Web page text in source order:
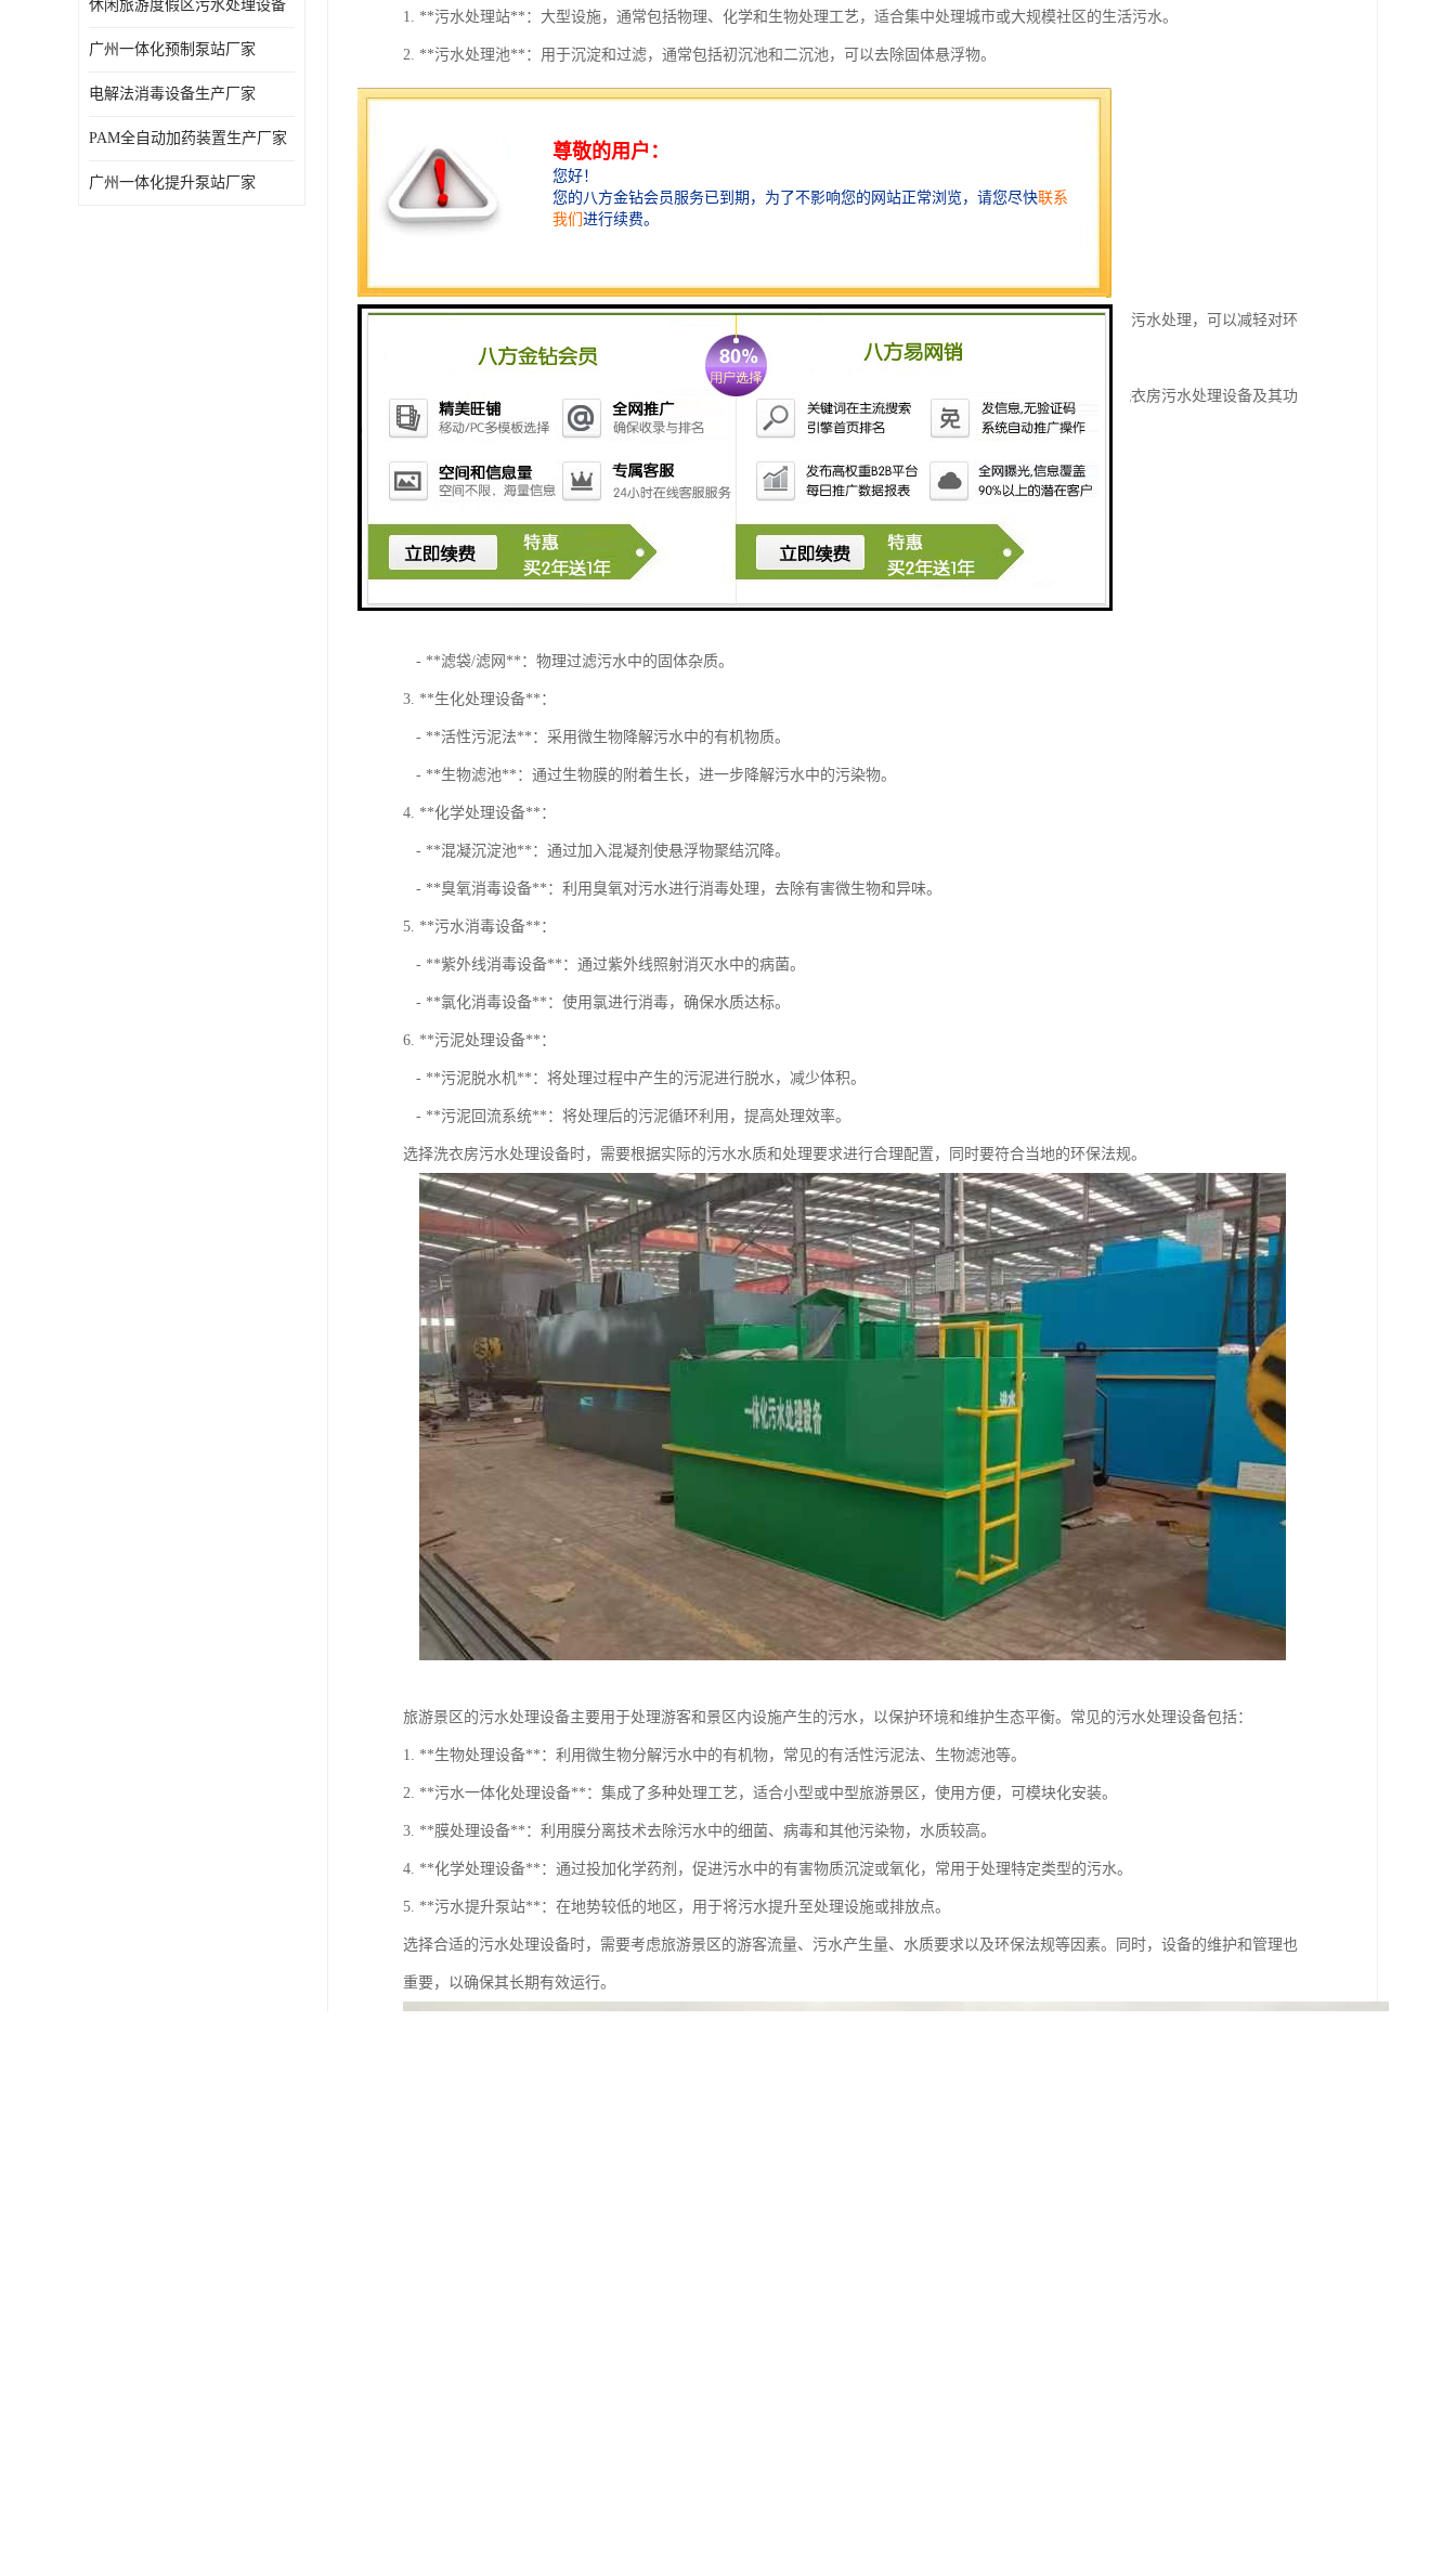
休闲旅游度假区污水处理设备
广州一体化预制泵站厂家
电解法消毒设备生产厂家
PAM全自动加药装置生产厂家
广州一体化提升泵站厂家
1. **污水处理站**：大型设施，通常包括物理、化学和生物处理工艺，适合集中处理城市或大规模社区的生活污水。
2. **污水处理池**：用于沉淀和过滤，通常包括初沉池和二沉池，可以去除固体悬浮物。
3. **生物反应器**：利用微生物降解污水中的有机物，通常分为好氧和厌氧反应器。
5. **化学混凝设备**：通过添加混凝剂，使污水中的污染物聚集，方便沉淀和去除。
6. **膜过滤设备**：利用膜分离技术去除水中微小颗粒和有机物，常用于进一步提纯水质。
8. **污泥脱水设备**：用于处理污水处理过程中产生的污泥，减少污泥体积、方便运输和处理。
选择合适的生活污水处理设备需要考虑污水的来源、处理规模、预处理需求及终排放标准等因素。通过有效的污水处理，可以减轻对环
境的影响，提高水资源的利用率。
洗衣房污水处理设备主要用于处理洗衣过程中产生的污水，以达到排放标准并保护环境。以下是一些常见的洗衣房污水处理设备及其功
能：
1. **污水预处理设备**：
- **沉砂池**：沉淀污水中的砂粒和重金属等沉降物。
2. **物理处理设备**：
- **滤袋/滤网**：物理过滤污水中的固体杂质。
3. **生化处理设备**：
- **活性污泥法**：采用微生物降解污水中的有机物质。
- **生物滤池**：通过生物膜的附着生长，进一步降解污水中的污染物。
4. **化学处理设备**：
- **混凝沉淀池**：通过加入混凝剂使悬浮物聚结沉降。
- **臭氧消毒设备**：利用臭氧对污水进行消毒处理，去除有害微生物和异味。
5. **污水消毒设备**：
- **紫外线消毒设备**：通过紫外线照射消灭水中的病菌。
- **氯化消毒设备**：使用氯进行消毒，确保水质达标。
6. **污泥处理设备**：
- **污泥脱水机**：将处理过程中产生的污泥进行脱水，减少体积。
- **污泥回流系统**：将处理后的污泥循环利用，提高处理效率。
选择洗衣房污水处理设备时，需要根据实际的污水水质和处理要求进行合理配置，同时要符合当地的环保法规。
旅游景区的污水处理设备主要用于处理游客和景区内设施产生的污水，以保护环境和维护生态平衡。常见的污水处理设备包括：
1. **生物处理设备**：利用微生物分解污水中的有机物，常见的有活性污泥法、生物滤池等。
2. **污水一体化处理设备**：集成了多种处理工艺，适合小型或中型旅游景区，使用方便，可模块化安装。
3. **膜处理设备**：利用膜分离技术去除污水中的细菌、病毒和其他污染物，水质较高。
4. **化学处理设备**：通过投加化学药剂，促进污水中的有害物质沉淀或氧化，常用于处理特定类型的污水。
5. **污水提升泵站**：在地势较低的地区，用于将污水提升至处理设施或排放点。
选择合适的污水处理设备时，需要考虑旅游景区的游客流量、污水产生量、水质要求以及环保法规等因素。同时，设备的维护和管理也
重要，以确保其长期有效运行。